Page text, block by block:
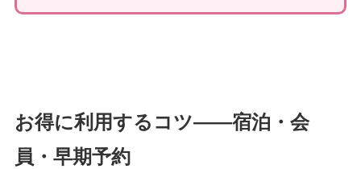
お得に利用するコツ——宿泊・会
員・早期予約